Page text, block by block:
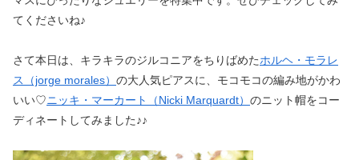
てくださいね♪
さて本日は、キラキラのジルコニアをちりばめたホルヘ・モラレ
ス（jorge morales） の大人気ピアスに、モコモコの編み地がかわ
いい♡ニッキ・マーカート（Nicki Marquardt） のニット帽をコー
ディネートしてみました♪♪